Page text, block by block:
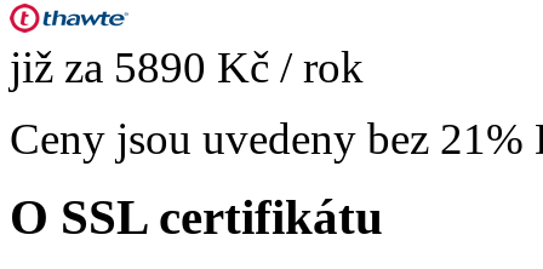
již za 5890 Kč / rok
Ceny jsou uvedeny bez 21%
O SSL certifikátu